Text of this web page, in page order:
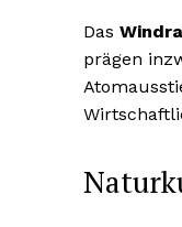
Das
prägen